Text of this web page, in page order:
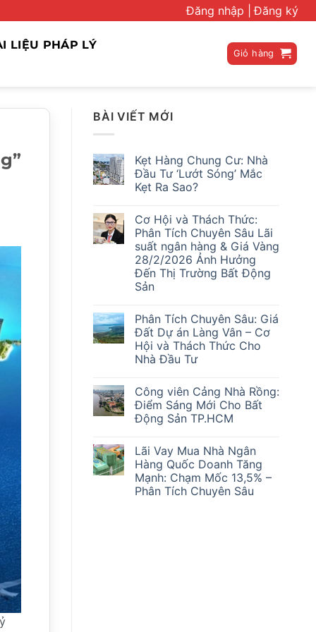
Đăng nhập | Đăng ký
LIỆU PHÁP LÝ
Giỏ hàng
BÀI VIẾT MỚI
Kẹt Hàng Chung Cư: Nhà
Đầu Tư ‘Lướt Sóng’ Mắc
Kẹt Ra Sao?
bình
luận
ở
Kẹt
Hàng
Chung
Cư:
Nhà
Đầu
Sóng’
Mắc
Kẹt
Ra
Sao?
Cơ Hội và Thách Thức:
Phân Tích Chuyên Sâu Lãi
suất ngân hàng & Giá Vàng
28/2/2026 Ảnh Hưởng
Đến Thị Trường Bất Động
Sản
bình
luận
ở
Cơ
Hội
và
Phân
Tích
Chuyên
Sâu
ngân
hàng
&
Giá
Vàng
28/2/2026
Phân Tích Chuyên Sâu: Giá
Đất Dự án Làng Vân – Cơ
Hội và Thách Thức Cho
Nhà Đầu Tư
bình
luận
ở
Phân
Tích
Sâu:
Giá
Đất
Dự
án
Làng
Công viên Cảng Nhà Rồng:
Điểm Sáng Mới Cho Bất
Động Sản TP.HCM
bình
luận
ở
Công
viên
Cảng
Lãi Vay Mua Nhà Ngân
Hàng Quốc Doanh Tăng
Mạnh: Chạm Mốc 13,5% –
Phân Tích Chuyên Sâu